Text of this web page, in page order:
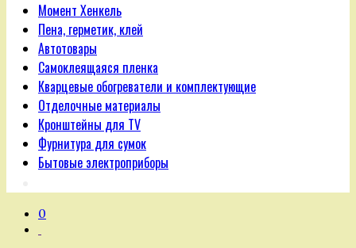
Момент Хенкель
Пена, герметик, клей
Автотовары
Самоклеящаяся пленка
Кварцевые обогреватели и комплектующие
Отделочные материалы
Кронштейны для TV
Фурнитура для сумок
Бытовые электроприборы
0